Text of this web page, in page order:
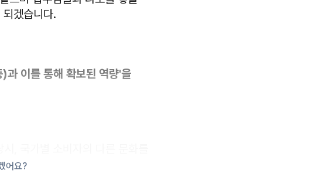
겠습니다.
과 이를 통해 확보된 역량'을
어요?